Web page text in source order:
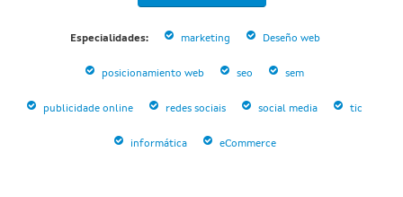
Especialidades: marketing Deseño web
posicionamiento web seo sem
publicidade online redes sociais social media tic
informática eCommerce